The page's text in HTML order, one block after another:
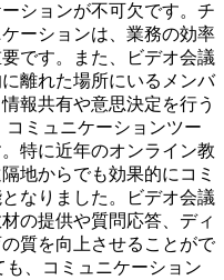
ションが不可欠です。チ
ーションは、業務の効率
です。また、ビデオ会議
離れた場所にいるメンバ
報共有や意思決定を行う
ミュニケーションツー
特に近年のオンライン教
地からでも効果的にコミ
なりました。ビデオ会議
の提供や質問応答、ディ
質を向上させることがで
、コミュニケーション